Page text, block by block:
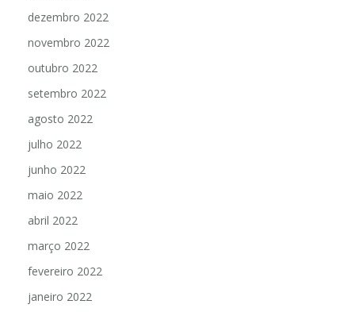
dezembro 2022
novembro 2022
outubro 2022
setembro 2022
agosto 2022
julho 2022
junho 2022
maio 2022
abril 2022
março 2022
fevereiro 2022
janeiro 2022